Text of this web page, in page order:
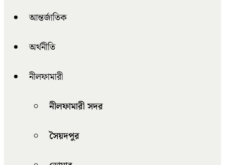
আন্তর্জাতিক
অর্থনীতি
নীলফামারী
নীলফামারী সদর
সৈয়দপুর